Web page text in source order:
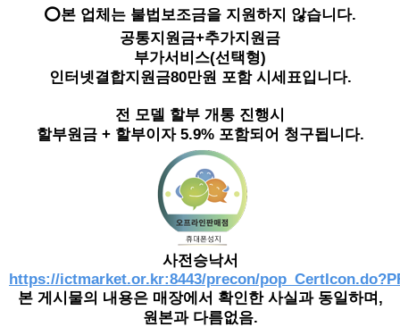
⭕본 업체는 불법보조금을 지원하지 않습니다.
공통지원금+추가지원금
부가서비스(선택형)
인터넷결합지원금80만원 포함 시세표입니다.
전 모델 할부 개통 진행시
할부원금 + 할부이자 5.9% 포함되어 청구됩니다.
사전승낙서
https://ictmarket.or.kr:8443/precon/
본 게시물의 내용은 매장에서 확인한 사실과 동일하며,
원본과 다름없음.